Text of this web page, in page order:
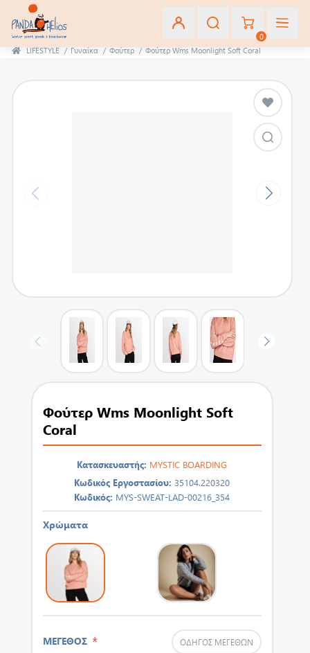
0
LIFESTYLE / Γυναίκα / Φούτερ / Φούτερ Wms Moonlight Soft Coral
Φούτερ Wms Moonlight Soft
Coral
Κατασκευαστής: MYSTIC BOARDING
Κωδικός Εργοστασίου: 35104.220320
Κωδικός: MYS-SWEAT-LAD-00216_354
Χρώματα
ΜΕΓΕΘΟΣ * ΟΔΗΓΌΣ ΜΕΓΕΘΏΝ